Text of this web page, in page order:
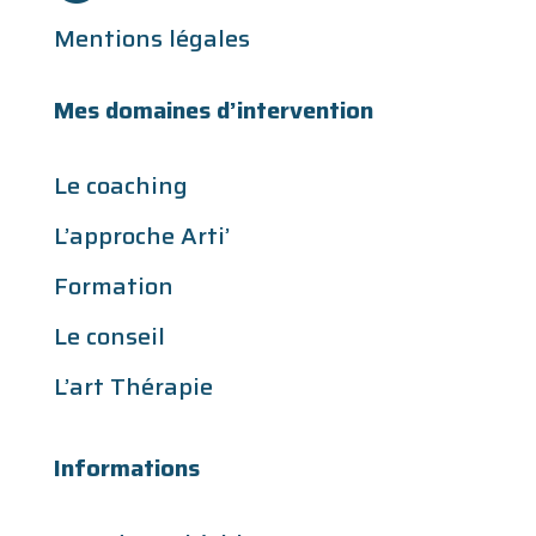
Mentions légales
Mes domaines d’intervention
Le coaching
L’approche Arti’
Formation
Le conseil
L’art Thérapie
Informations